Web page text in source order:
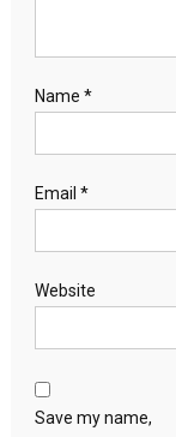
Name *
Email *
Website
Save my name,